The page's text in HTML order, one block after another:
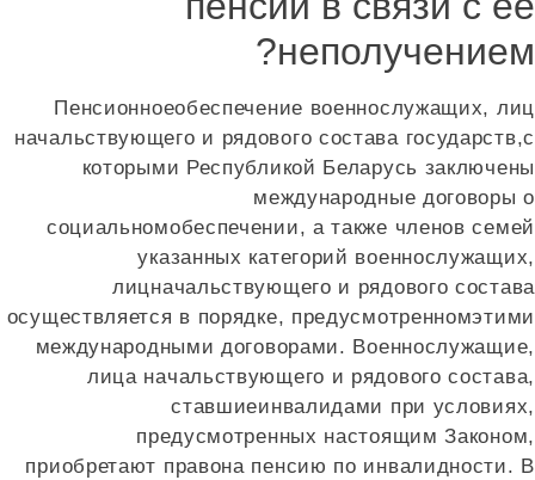
Пенсионноеобеспечение военнослужащих,
начальствующего и рядового состава
которыми Республикой Беларусь
международные договоры
социальномобеспечении, а также членов
указанных категорий
лицначальствующего и рядового
осуществляется в порядке,
международными договорами.
лица начальствующего и рядового
ставшиеинвалидами при
предусмотренных настоящим
приобретают правона пенсию по инвалидности.